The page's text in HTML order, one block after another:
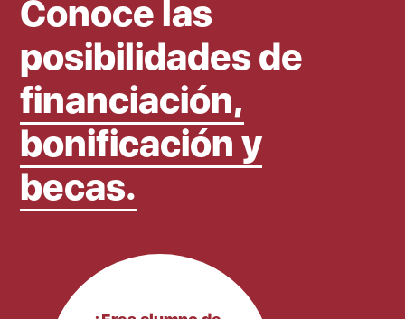
Conoce las
posibilidades de
financiación,
bonificación y
becas.